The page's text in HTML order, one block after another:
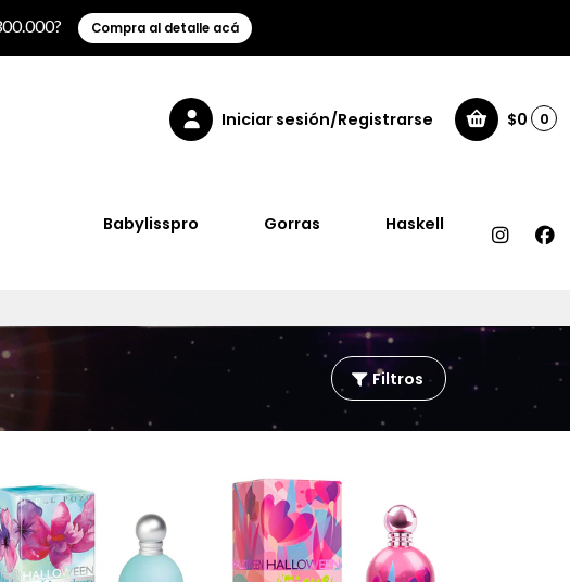
Compra al detalle acá
Iniciar sesión/Registrarse $0 0
Babylisspro Gorras Haskell
Filtros